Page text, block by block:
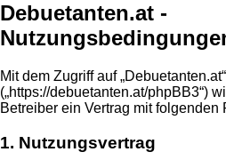
Debuetanten.at -
Mit dem Zugriff auf „Debuetanten.at“
(„https://debuetanten.at/phpBB3“)
Betreiber ein Vertrag mit
1. Nutzungsvertrag